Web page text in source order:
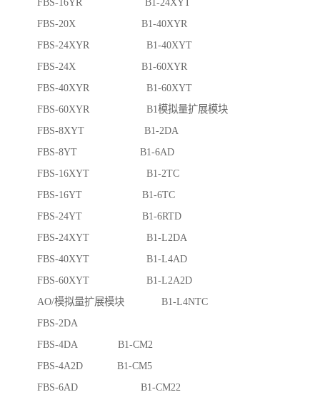
FBS-16YR B1-24XYT
FBS-20X B1-40XYR
FBS-24XYR B1-40XYT
FBS-24X B1-60XYR
FBS-40XYR B1-60XYT
FBS-60XYR B1模拟量扩展模块
FBS-8XYT B1-2DA
FBS-8YT B1-6AD
FBS-16XYT B1-2TC
FBS-16YT B1-6TC
FBS-24YT B1-6RTD
FBS-24XYT B1-L2DA
FBS-40XYT B1-L4AD
FBS-60XYT B1-L2A2D
AO/模拟量扩展模块 B1-L4NTC
FBS-2DA
FBS-4DA B1-CM2
FBS-4A2D B1-CM5
FBS-6AD B1-CM22